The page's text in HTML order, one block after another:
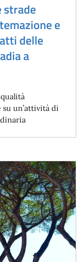
strade
e
delle
a
un’attività di